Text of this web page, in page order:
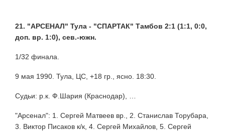
21. "АРСЕНАЛ" Тула - "СПАРТАК" Тамбов 2:1 (1:1, 0:0,
доп. вр. 1:0), сев.-южн.
1/32 финала.
9 мая 1990. Тула, ЦС, +18 гр., ясно. 18:30.
Судьи: р.к. Ф.Шария (Краснодар), …
"Арсенал": 1. Сергей Матвеев вр., 2. Станислав Торубара,
3. Виктор Писаков к/к, 4. Сергей Михайлов, 5. Сергей